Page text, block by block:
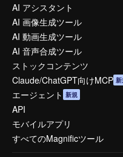
AI アシスタント
AI 画像生成ツール
AI 動画生成ツール
AI 音声合成ツール
ストックコンテンツ
Claude/ChatGPT向けMCP
エージェント 新規
API
モバイルアプリ
すべてのMagnificツール